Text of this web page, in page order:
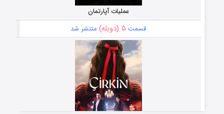
عملیات آپارتمان
قسمت ۵ (دوبله) منتشر شد